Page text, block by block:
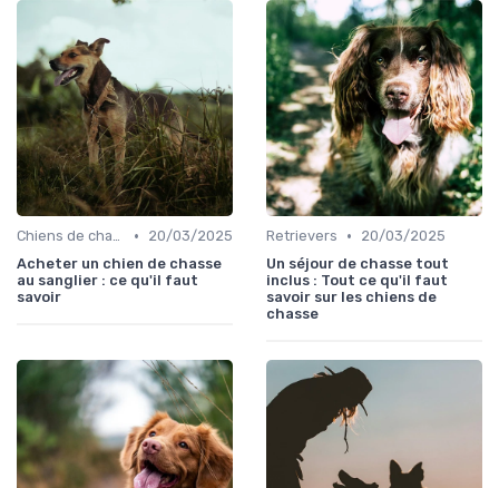
Chiens de chasse au sanglier •
20/03/2025
Acheter un chien de chasse
au sanglier : ce qu'il faut
savoir
Retrievers •
20/03/2025
Un séjour de chasse tout
inclus : Tout ce qu'il faut
savoir sur les chiens de
chasse